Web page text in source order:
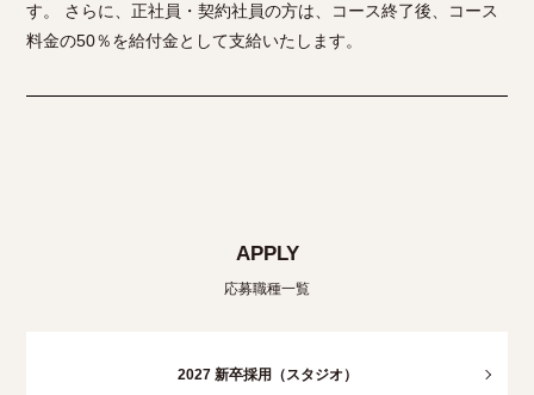
す。 さらに、正社員・契約社員の方は、コース終了後、コース
料金の50％を給付金として支給いたします。
APPLY
応募職種一覧
2027 新卒採用（スタジオ）